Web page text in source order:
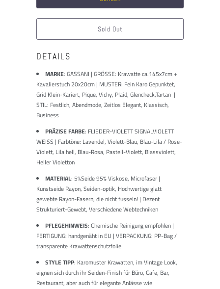
verfügbar
ist:
Sold Out
DETAILS
MARKE: GASSANI | GRÖSSE: Krawatte ca.145x7cm +
Kavalierstuch 20x20cm | MUSTER: Fein Karo Gepunktet,
Grid Klein-Kariert, Pique, Vichy, Plaid, Glencheck,Tartan |
STIL: Festlich, Abendmode, Zeitlos Elegant, Klassisch,
Business
PRÄZISE FARBE: FLIEDER-VIOLETT SIGNALVIOLETT
WEISS | Farbtöne: Lavendel, Violett-Blau, Blau-Lila / Rose-
Violett, Lila hell, Blau-Rosa, Pastell-Violett, Blassviolett,
Heller Violetton
MATERIAL: 5%Seide 95% Viskose, Microfaser |
Kunstseide Rayon, Seiden-optik, Hochwertige glatt
gewebte Rayon-Fasern, die nicht fusseln! | Dezent
Strukturiert-Gewebt, Verschiedene Webtechniken
PFLEGEHINWEIS: Chemische Reinigung empfohlen |
FERTIGUNG: handgenäht in EU | VERPACKUNG: PP-Bag /
transparente Krawattenschutzfolie
STYLE TIPP: Karomuster Krawatten, im Vintage Look,
eignen sich durch ihr Seiden-Finish für Büro, Cafe, Bar,
Restaurant, aber auch für elegante Anlässe wie